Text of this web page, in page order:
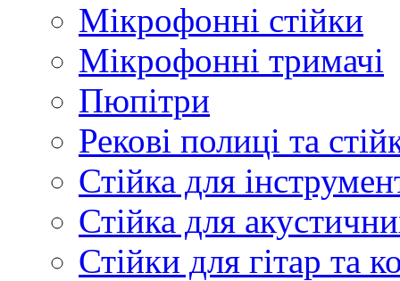
Мікрофонні стійки
Мікрофонні тримачі
Пюпітри
Рекові полиці та
Стійка для
Стійка для
Стійки для гітар та